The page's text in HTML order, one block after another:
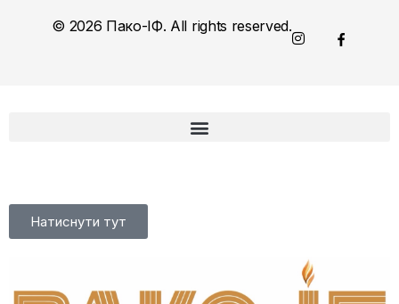
© 2026 Пако-ІФ. All rights reserved.
Натиснути тут